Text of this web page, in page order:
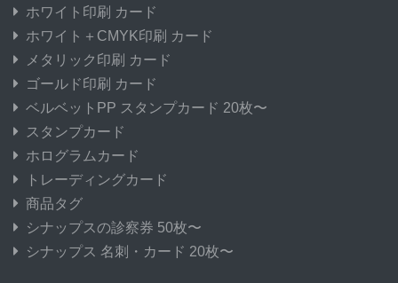
ホワイト印刷 カード
ホワイト＋CMYK印刷 カード
メタリック印刷 カード
ゴールド印刷 カード
ベルベットPP スタンプカード 20枚〜
スタンプカード
ホログラムカード
トレーディングカード
商品タグ
シナップスの診察券 50枚〜
シナップス 名刺・カード 20枚〜